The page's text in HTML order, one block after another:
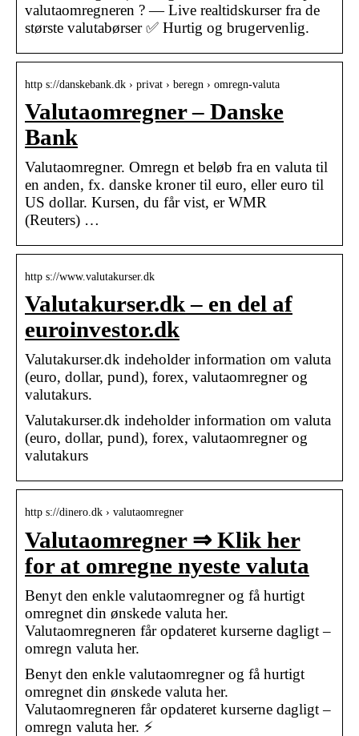
valutaomregneren ? — Live realtidskurser fra de
største valutabørser ✅ Hurtig og brugervenlig.
http s://danskebank.dk › privat › beregn › omregn-valuta
Valutaomregner – Danske
Bank
Valutaomregner. Omregn et beløb fra en valuta til
en anden, fx. danske kroner til euro, eller euro til
US dollar. Kursen, du får vist, er WMR
(Reuters) …
http s://www.valutakurser.dk
Valutakurser.dk – en del af
euroinvestor.dk
Valutakurser.dk indeholder information om valuta
(euro, dollar, pund), forex, valutaomregner og
valutakurs.
Valutakurser.dk indeholder information om valuta
(euro, dollar, pund), forex, valutaomregner og
valutakurs
http s://dinero.dk › valutaomregner
Valutaomregner ⇒ Klik her
for at omregne nyeste valuta
Benyt den enkle valutaomregner og få hurtigt
omregnet din ønskede valuta her.
Valutaomregneren får opdateret kurserne dagligt –
omregn valuta her.
Benyt den enkle valutaomregner og få hurtigt
omregnet din ønskede valuta her.
Valutaomregneren får opdateret kurserne dagligt –
omregn valuta her. ⚡